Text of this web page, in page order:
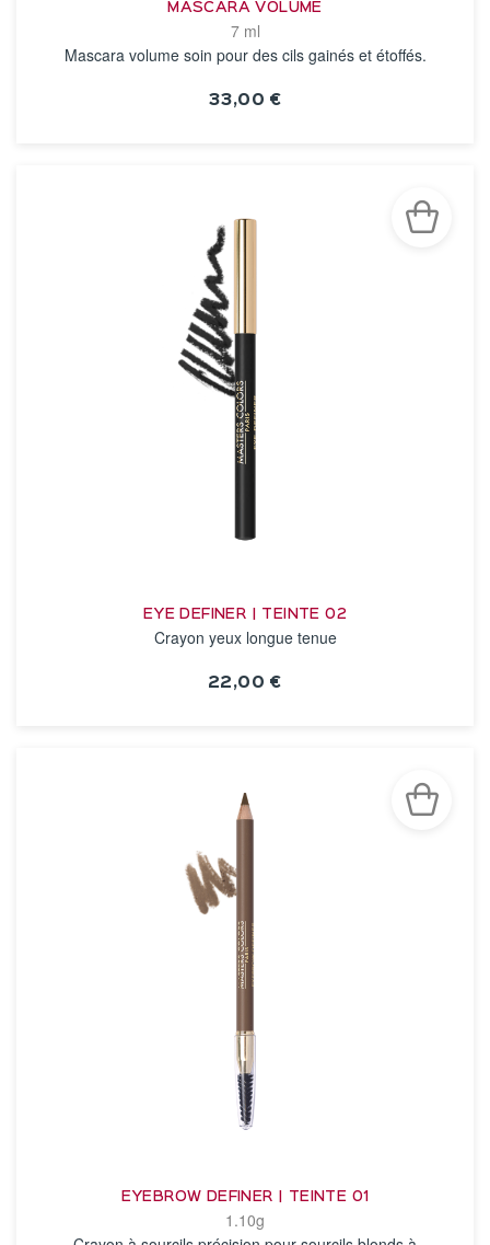
MASCARA VOLUME
7 ml
Mascara volume soin pour des cils gainés et étoffés.
33,00 €
EYE DEFINER | TEINTE 02
Crayon yeux longue tenue
22,00 €
EYEBROW DEFINER | TEINTE 01
1.10g